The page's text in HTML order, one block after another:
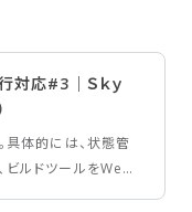
応#3｜Ｓｋｙ
具体的には、状態管
ビルドツールをWeb